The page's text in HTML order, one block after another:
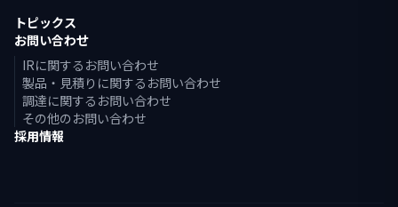
トピックス
お問い合わせ
IRに関するお問い合わせ
製品・見積りに関するお問い合わせ
調達に関するお問い合わせ
その他のお問い合わせ
採用情報